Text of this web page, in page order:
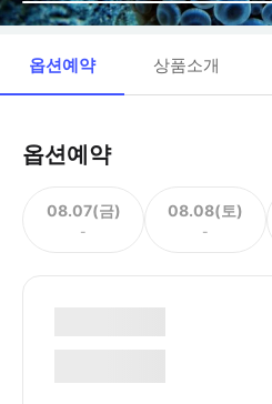
옵션예약 상품소개
옵션예약
08.07(금)
-
08.08(토)
-